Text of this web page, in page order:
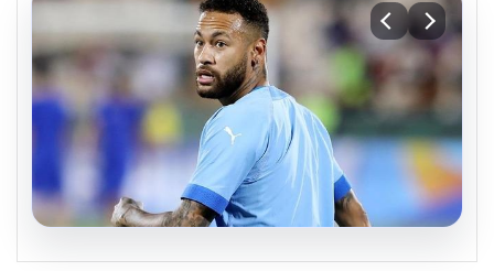
05.08.2026